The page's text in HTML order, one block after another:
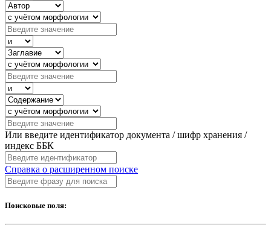
Или введите идентификатор документа / шифр хранения /
индекс ББК
Справка о расширенном поиске
Поисковые поля: